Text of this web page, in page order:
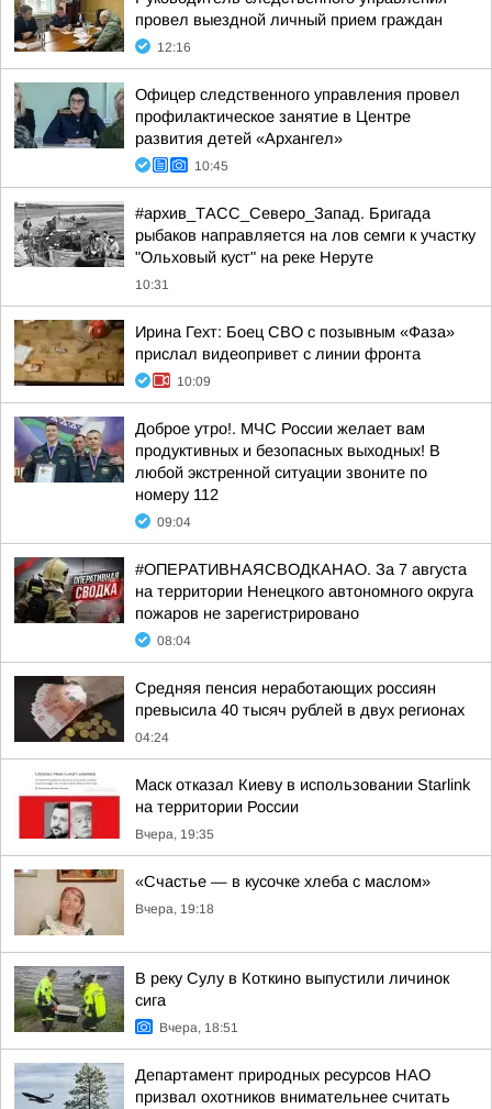
провел выездной личный прием граждан
12:16
Офицер следственного управления провел
профилактическое занятие в Центре
развития детей «Архангел»
10:45
#архив_ТАСС_Северо_Запад. Бригада
рыбаков направляется на лов семги к участку
"Ольховый куст" на реке Неруте
10:31
Ирина Гехт: Боец СВО с позывным «Фаза»
прислал видеопривет с линии фронта
10:09
Доброе утро!. МЧС России желает вам
продуктивных и безопасных выходных! В
любой экстренной ситуации звоните по
номеру 112
09:04
#ОПЕРАТИВНАЯСВОДКАНАО. За 7 августа
на территории Ненецкого автономного округа
пожаров не зарегистрировано
08:04
Средняя пенсия неработающих россиян
превысила 40 тысяч рублей в двух регионах
04:24
Маск отказал Киеву в использовании Starlink
на территории России
Вчера, 19:35
«Счастье — в кусочке хлеба с маслом»
Вчера, 19:18
В реку Сулу в Коткино выпустили личинок
сига
Вчера, 18:51
Департамент природных ресурсов НАО
призвал охотников внимательнее считать